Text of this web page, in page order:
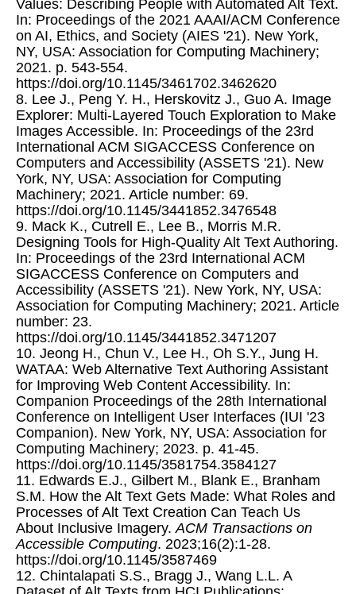
Values: Describing People with Automated Alt Text.
In: Proceedings of the 2021 AAAI/ACM Conference
on AI, Ethics, and Society (AIES '21). New York,
NY, USA: Association for Computing Machinery;
2021. p. 543-554.
https://doi.org/10.1145/3461702.3462620
8. Lee J., Peng Y. H., Herskovitz J., Guo A. Image
Explorer: Multi-Layered Touch Exploration to Make
Images Accessible. In: Proceedings of the 23rd
International ACM SIGACCESS Conference on
Computers and Accessibility (ASSETS '21). New
York, NY, USA: Association for Computing
Machinery; 2021. Article number: 69.
https://doi.org/10.1145/3441852.3476548
9. Mack K., Cutrell E., Lee B., Morris M.R.
Designing Tools for High-Quality Alt Text Authoring.
In: Proceedings of the 23rd International ACM
SIGACCESS Conference on Computers and
Accessibility (ASSETS '21). New York, NY, USA:
Association for Computing Machinery; 2021. Article
number: 23.
https://doi.org/10.1145/3441852.3471207
10. Jeong H., Chun V., Lee H., Oh S.Y., Jung H.
WATAA: Web Alternative Text Authoring Assistant
for Improving Web Content Accessibility. In:
Companion Proceedings of the 28th International
Conference on Intelligent User Interfaces (IUI '23
Companion). New York, NY, USA: Association for
Computing Machinery; 2023. p. 41-45.
https://doi.org/10.1145/3581754.3584127
11. Edwards E.J., Gilbert M., Blank E., Branham
S.M. How the Alt Text Gets Made: What Roles and
Processes of Alt Text Creation Can Teach Us
About Inclusive Imagery.ACM Transactions on
Accessible Computing. 2023;16(2):1-28.
https://doi.org/10.1145/3587469
12. Chintalapati S.S., Bragg J., Wang L.L. A